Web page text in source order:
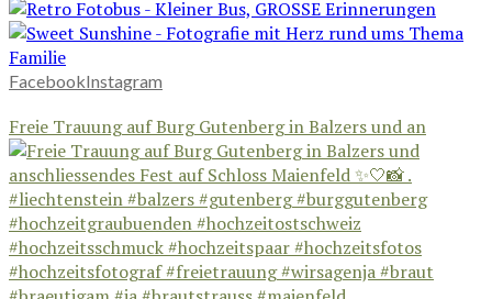
FacebookInstagram
Freie Trauung auf Burg Gutenberg in Balzers und an